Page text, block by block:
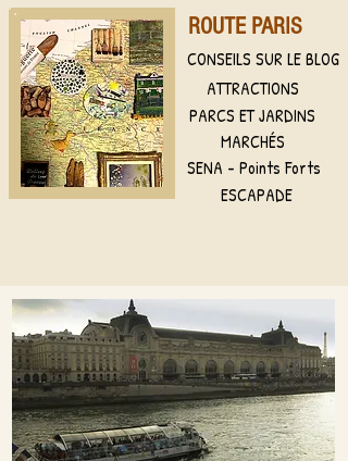
ROUTE PARIS
ATTRACTIONS
SENA - Points Forts
PARCS ET JARDINS
MARCHÉS
ESCAPADE
CONSEILS SUR LE BLOG